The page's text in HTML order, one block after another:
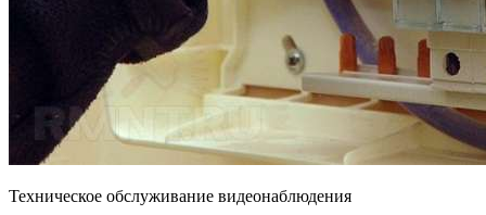
Техническое обслуживание видеонаблюдения